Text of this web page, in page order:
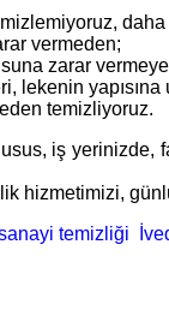
vermeden;
zarar
lekenin
temizliyoruz.
iş yerinizde,
hizmetimizi,
temizliği